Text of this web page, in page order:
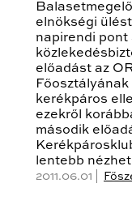
elnökségi
napirendi pont
előadást az
kerékpáros
ezekről
második
lentebb
2011.06.01 |